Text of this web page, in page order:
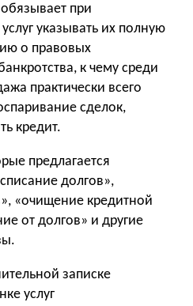
при
указывать их полную
о правовых
к чему среди
практически всего
сделок,
кредит.
предлагается
долгов»,
«очищение кредитной
от долгов» и другие
записке
услуг